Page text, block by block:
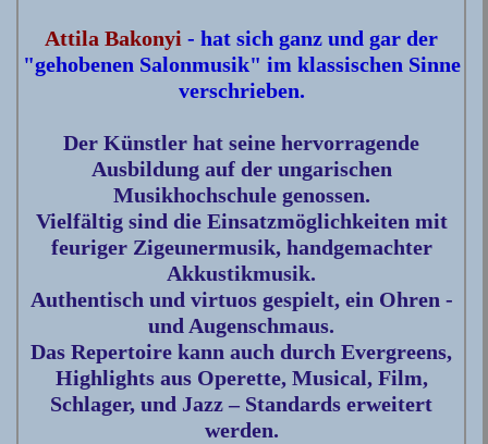
Attila Bakonyi - hat sich ganz und gar der
"gehobenen Salonmusik" im klassischen Sinne
verschrieben.
Der Künstler hat seine hervorragende
Ausbildung auf der ungarischen
Musikhochschule genossen.
Vielfältig sind die Einsatzmöglichkeiten mit
feuriger Zigeunermusik, handgemachter
Akkustikmusik.
Authentisch und virtuos gespielt, ein Ohren -
und Augenschmaus.
Das Repertoire kann auch durch Evergreens,
Highlights aus Operette, Musical, Film,
Schlager, und Jazz – Standards erweitert
werden.